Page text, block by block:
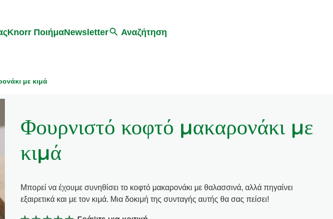
Knorr ΠοιήμαNewsletter Αναζήτηση
με κιμά
Φουρνιστό κοφτό μακαρονάκι με
κιμά
Μπορεί να έχουμε συνηθίσει το κοφτό μακαρονάκι με θαλασσινά, αλλά πηγαίνει
εξαιρετικά και με τον κιμά. Μια δοκιμή της συνταγής αυτής θα σας πείσει!